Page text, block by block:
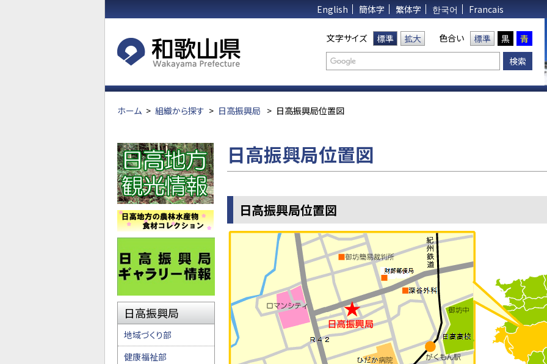
English 簡体字 繁体字 한국어 Francais
文字サイズ 標準 拡大 色合い 標準 黒 青
ホーム > 組織から探す > 日高振興局 > 日高振興局位置図
日高振興局位置図
日高振興局位置図
日高振興局
地域づくり部
健康福祉部